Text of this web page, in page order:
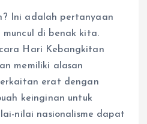
Ini adalah pertanyaan
muncul di benak kita.
Hari Kebangkitan
memiliki alasan
erat dengan
keinginan untuk
nilai nasionalisme dapat